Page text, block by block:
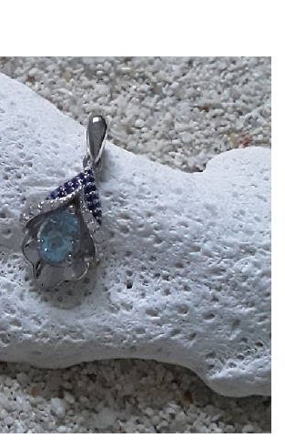
Dans mon panier
APERÇU RAPIDE